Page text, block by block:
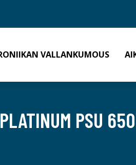
VALLANKUMOUS
PSU